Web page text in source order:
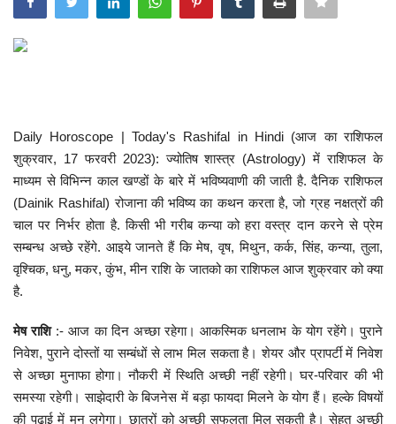
दुनिया
लाइफस्टाइल
वीडियो
ज्योतिष
Daily Horoscope | Today's Rashifal in Hindi (आज का राशिफल
शुक्रवार, 17 फरवरी 2023): ज्योतिष शास्त्र (Astrology) में राशिफल के
माध्यम से विभिन्न काल खण्डों के बारे में भविष्यवाणी की जाती है. दैनिक राशिफल
(Dainik Rashifal) रोजाना की भविष्य का कथन करता है, जो ग्रह नक्षत्रों की
चाल पर निर्भर होता है. किसी भी गरीब कन्या को हरा वस्त्र दान करने से प्रेम
सम्बन्ध अच्छे रहेंगे. आइये जानते हैं कि मेष, वृष, मिथुन, कर्क, सिंह, कन्या, तुला,
वृश्चिक, धनु, मकर, कुंभ, मीन राशि के जातको का राशिफल आज शुक्रवार को क्या
है.
मेष राशि:- आज का दिन अच्छा रहेगा। आकस्मिक धनलाभ के योग रहेंगे। पुराने
निवेश, पुराने दोस्तों या सम्बंधों से लाभ मिल सकता है। शेयर और प्रापर्टी में निवेश
से अच्छा मुनाफा होगा। नौकरी में स्थिति अच्छी नहीं रहेगी। घर-परिवार की भी
समस्या रहेगी। साझेदारी के बिजनेस में बड़ा फायदा मिलने के योग हैं। हल्के विषयों
की पढ़ाई में मन लगेगा। छात्रों को अच्छी सफलता मिल सकती है। सेहत अच्छी